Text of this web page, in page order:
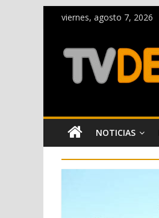
viernes, agosto 7, 2026
NOTICIAS